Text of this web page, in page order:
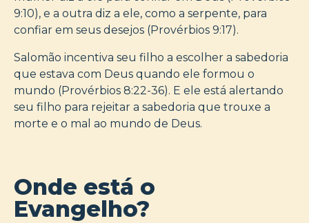
9:10), e a outra diz a ele, como a serpente, para
confiar em seus desejos (Provérbios 9:17).
Salomão incentiva seu filho a escolher a sabedoria
que estava com Deus quando ele formou o
mundo (Provérbios 8:22-36). E ele está alertando
seu filho para rejeitar a sabedoria que trouxe a
morte e o mal ao mundo de Deus.
Onde está o
Evangelho?